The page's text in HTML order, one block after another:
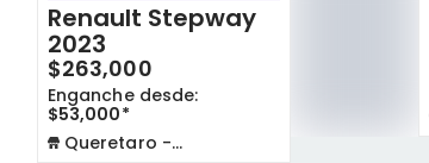
Renault Stepway
2023
$263,000
Enganche desde:
$53,000*
Queretaro - La Capilla